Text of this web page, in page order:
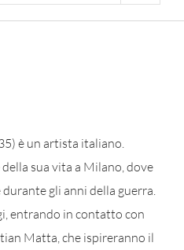
è un artista italiano.
sua vita a Milano, dove
gli anni della guerra.
entrando in contatto con
Matta, che ispireranno il